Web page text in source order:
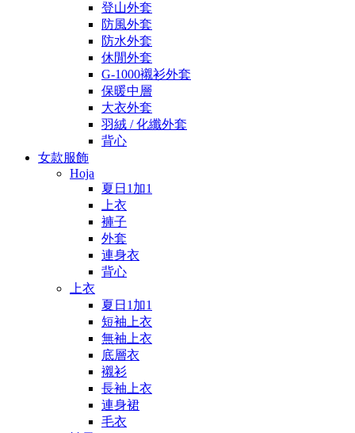
登山外套
防風外套
防水外套
休閒外套
G-1000襯衫外套
保暖中層
大衣外套
羽絨 / 化纖外套
背心
女款服飾
Hoja
夏日1加1
上衣
褲子
外套
連身衣
背心
上衣
夏日1加1
短袖上衣
無袖上衣
底層衣
襯衫
長袖上衣
連身裙
毛衣